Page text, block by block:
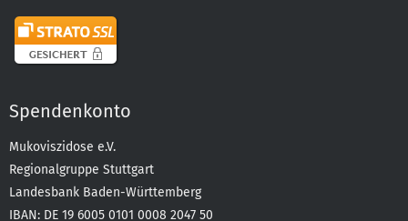
Spendenkonto
Mukoviszidose e.V.
Regionalgruppe Stuttgart
Landesbank Baden-Württemberg
IBAN: DE 19 6005 0101 0008 2047 50